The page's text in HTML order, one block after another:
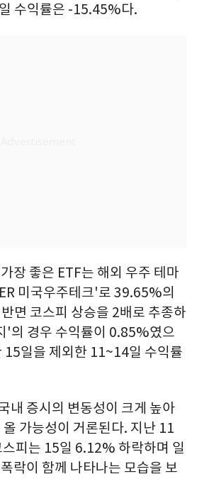
수익률은 -15.45%다.
장 좋은 ETF는 해외 우주 테마
미국우주테크'로 39.65%의
면 코스피 상승을 2배로 추종하
'의 경우 수익률이 0.85%였으
15일을 제외한 11~14일 수익률
내 증시의 변동성이 크게 높아
가능성이 거론된다. 지난 11
피는 15일 6.12% 하락하며 일
락이 함께 나타나는 모습을 보